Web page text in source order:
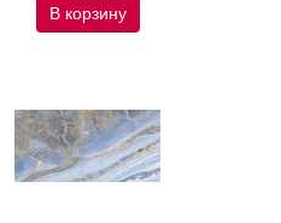
В корзину